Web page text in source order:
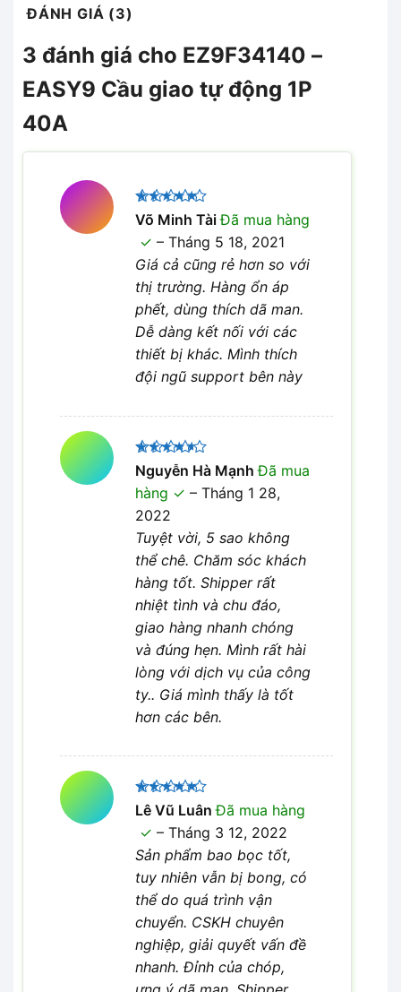
ĐÁNH GIÁ (3)
3 đánh giá cho EZ9F34140 –
EASY9 Cầu giao tự động 1P
40A
Được xếp
hạng
sao
Võ Minh TàiĐã mua hàng
– Tháng 5 18, 2021
Giá cả cũng rẻ hơn so với
thị trường. Hàng ổn áp
phết, dùng thích dã man.
Dễ dàng kết nối với các
thiết bị khác. Mình thích
đội ngũ support bên này
Được
xếp hạng
45 sao
Nguyễn Hà MạnhĐã mua
hàng
– Tháng 1 28,
2022
Tuyệt vời, 5 sao không
thể chê. Chăm sóc khách
hàng tốt. Shipper rất
nhiệt tình và chu đáo,
giao hàng nhanh chóng
và đúng hẹn. Mình rất hài
lòng với dịch vụ của công
ty.. Giá mình thấy là tốt
hơn các bên.
Được xếp
hạng
sao
Lê Vũ LuânĐã mua hàng
– Tháng 3 12, 2022
Sản phẩm bao bọc tốt,
tuy nhiên vẫn bị bong, có
thể do quá trình vận
chuyển. CSKH chuyên
nghiệp, giải quyết vấn đề
nhanh. Đỉnh của chóp,